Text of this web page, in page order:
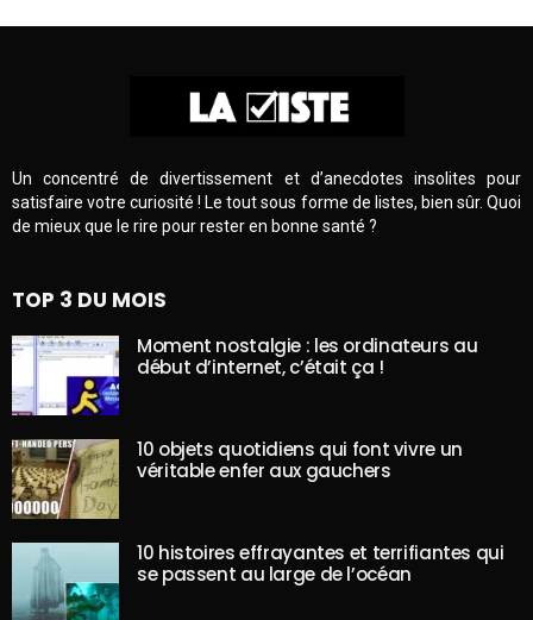
Un concentré de divertissement et d’anecdotes insolites pour
satisfaire votre curiosité ! Le tout sous forme de listes, bien sûr. Quoi
de mieux que le rire pour rester en bonne santé ?
TOP 3 DU MOIS
Moment nostalgie : les ordinateurs au
début d’internet, c’était ça !
10 objets quotidiens qui font vivre un
véritable enfer aux gauchers
10 histoires effrayantes et terrifiantes qui
se passent au large de l’océan